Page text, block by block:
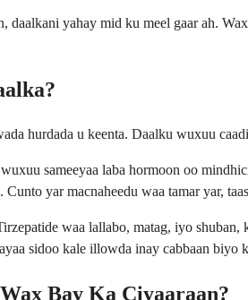
daalkani yahay mid ku meel gaar ah.
hurdada u keenta. Daalku wuxuu
sameeyaa laba hormoon oo
yar macnaheedu waa tamar yar,
waa lallabo, matag, iyo
sidoo kale illowda inay cabbaan
Bay Ka Ciyaaraan?